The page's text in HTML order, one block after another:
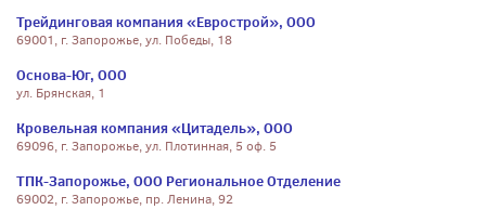
Трейдинговая компания «Еврострой», ООО
69001, г. Запорожье, ул. Победы, 18
Основа-Юг, ООО
ул. Брянская, 1
Кровельная компания «Цитадель», ООО
69096, г. Запорожье, ул. Плотинная, 5 оф. 5
ТПК-Запорожье, ООО Региональное Отделение
69002, г. Запорожье, пр. Ленина, 92